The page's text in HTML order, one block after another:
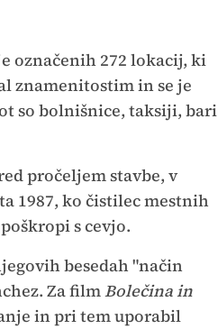
označenih 272 lokacij, ki
znamenitostim in se je
so bolnišnice, taksiji, bari
pročeljem stavbe, v
1987, ko čistilec mestnih
s cevjo.
besedah "način
Za filmBolečina in
in pri tem uporabil